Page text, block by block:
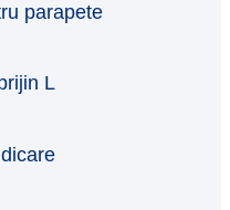
parapete
L